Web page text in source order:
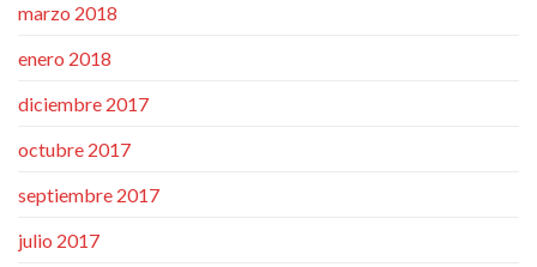
marzo 2018
enero 2018
diciembre 2017
octubre 2017
septiembre 2017
julio 2017